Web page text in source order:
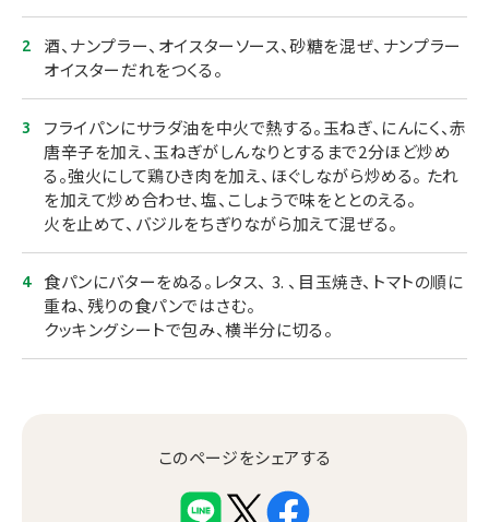
酒、ナンプラー、オイスターソース、砂糖を混ぜ、ナンプラー
オイスターだれをつくる。
フライパンにサラダ油を中火で熱する。玉ねぎ、にんにく、赤
唐辛子を加え、玉ねぎがしんなりとするまで2分ほど炒め
る。強火にして鶏ひき肉を加え、ほぐしながら炒める。 たれ
を加えて炒め合わせ、塩、こしょうで味をととのえる。
火を止めて、バジルをちぎりながら加えて混ぜる。
食パンにバターをぬる。レタス、 3. 、目玉焼き、トマトの順に
重ね、残りの食パンではさむ。
クッキングシートで包み、横半分に切る。
このページをシェアする